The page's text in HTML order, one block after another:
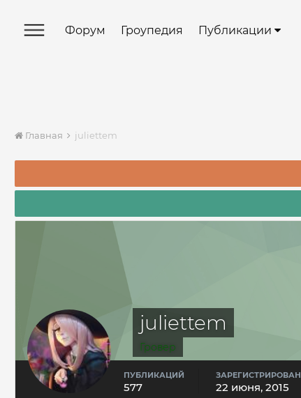
Форум Гроупедия Публикации
Главная juliettem
juliettem
Гровер
ПУБЛИКАЦИЙ
577
ЗАРЕГИСТРИРОВАН
22 июня, 2015